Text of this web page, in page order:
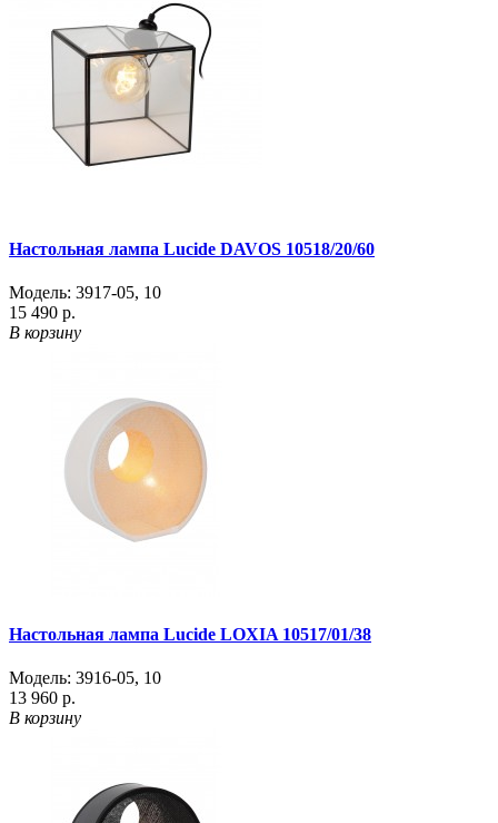
Настольная лампа Lucide DAVOS 10518/20/60
Модель: 3917-05, 10
15 490 р.
В корзину
Настольная лампа Lucide LOXIA 10517/01/38
Модель: 3916-05, 10
13 960 р.
В корзину